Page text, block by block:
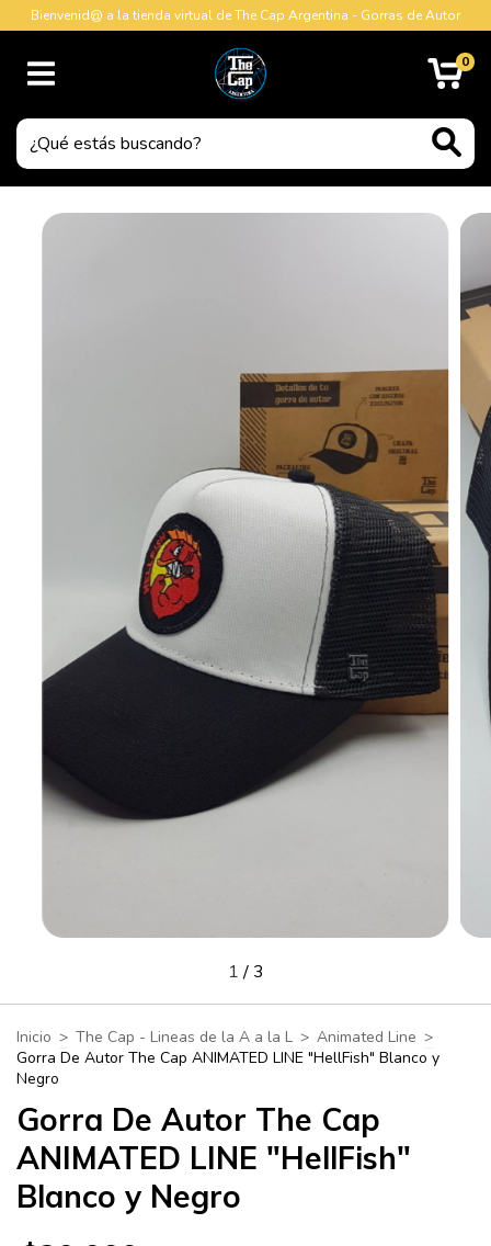
Bienvenid@ a la tienda virtual de The Cap Argentina - Gorras de Autor
0
1 / 3
Inicio > The Cap - Lineas de la A a la L > Animated Line >
Gorra De Autor The Cap ANIMATED LINE "HellFish" Blanco y
Negro
Gorra De Autor The Cap
ANIMATED LINE "HellFish"
Blanco y Negro